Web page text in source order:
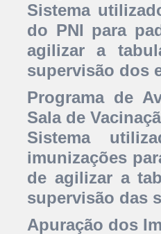
Sistema
do PNI para
agilizar a
supervisão dos
Programa de
Sala de
Sistema
imunizações
de agilizar a
supervisão das
Apuração dos